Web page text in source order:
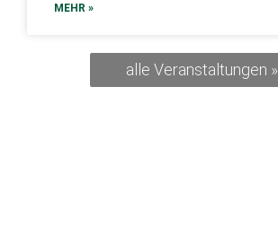
MEHR »
alle Veranstaltungen »